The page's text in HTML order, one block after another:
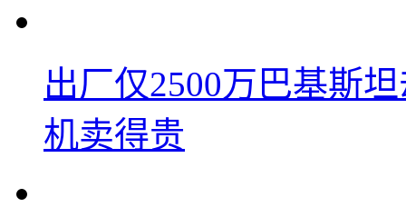
出厂仅2500万巴基斯
机卖得贵